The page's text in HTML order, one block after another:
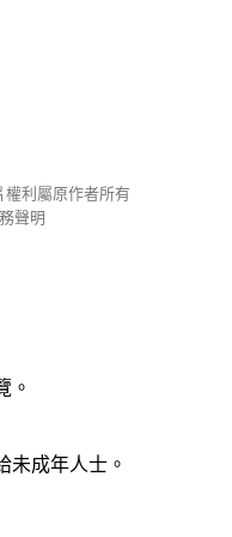
權利屬原作者所有
聲明
。
未成年人士。